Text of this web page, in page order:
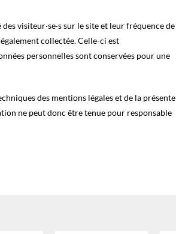
visiteur·se·s sur le site et leur fréquence de
collectée. Celle-ci est
personnelles sont conservées pour une
des mentions légales et de la présente
ne peut donc être tenue pour responsable